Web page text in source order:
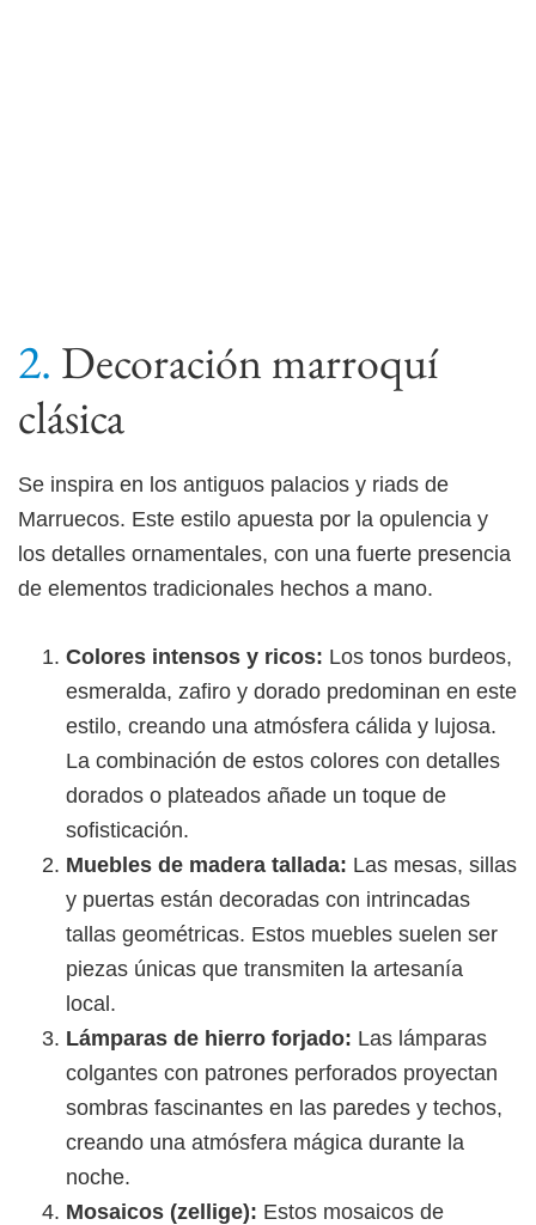
Decoración marroquí
clásica
Se inspira en los antiguos palacios y riads de
Marruecos. Este estilo apuesta por la opulencia y
los detalles ornamentales, con una fuerte presencia
de elementos tradicionales hechos a mano.
Colores intensos y ricos: Los tonos burdeos,
esmeralda, zafiro y dorado predominan en este
estilo, creando una atmósfera cálida y lujosa.
La combinación de estos colores con detalles
dorados o plateados añade un toque de
sofisticación.
Muebles de madera tallada: Las mesas, sillas
y puertas están decoradas con intrincadas
tallas geométricas. Estos muebles suelen ser
piezas únicas que transmiten la artesanía
local.
Lámparas de hierro forjado: Las lámparas
colgantes con patrones perforados proyectan
sombras fascinantes en las paredes y techos,
creando una atmósfera mágica durante la
noche.
Mosaicos (zellige): Estos mosaicos de